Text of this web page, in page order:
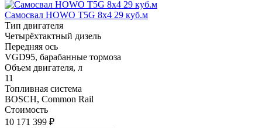
Самосвал HOWO T5G 8x4 29 куб.м
Тип двигателя
Четырёхтактный дизель
Передняя ось
VGD95, барабанные тормоза
Объем двигателя, л
11
Топливная система
BOSCH, Common Rail
Стоимость
10 171 399 ₽